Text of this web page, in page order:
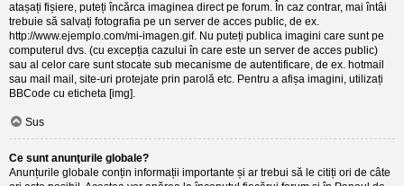
atașați fișiere, puteți încărca imaginea direct pe forum. În caz contrar, mai întâi
trebuie să salvați fotografia pe un server de acces public, de ex.
http://www.ejemplo.com/mi-imagen.gif. Nu puteți publica imagini care sunt pe
computerul dvs. (cu excepția cazului în care este un server de acces public)
sau al celor care sunt stocate sub mecanisme de autentificare, de ex. hotmail
sau mail mail, site-uri protejate prin parolă etc. Pentru a afișa imagini, utilizați
BBCode cu eticheta [img].
Sus
Ce sunt anunţurile globale?
Anunțurile globale conțin informații importante și ar trebui să le citiți ori de câte